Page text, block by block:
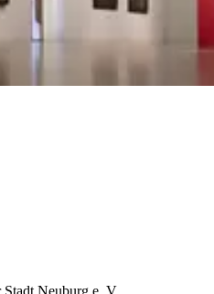
Neuburg e. V.